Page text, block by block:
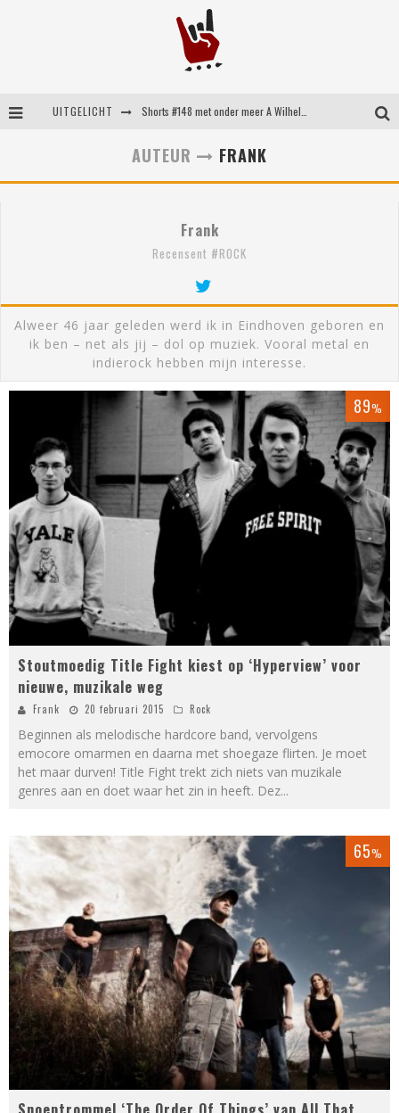
UITGELICHT
Britse emorockers van Basement maken tweede comeback met het indrukwekkende ‘Wired’
AUTEUR FRANK
Frank
Recensent #ROCK
Alweer 46 jaar geleden werd ik in Eindhoven geboren en
ik ben – net als jij – dol op muziek. Vooral metal en
indierock hebben mijn interesse.
89%
Stoutmoedig Title Fight kiest op ‘Hyperview’ voor
nieuwe, muzikale weg
Frank 20 februari 2015 Rock
Beginnen als melodische hardcore band, vervolgens
emocore omarmen en daarna met shoegaze flirten. Je moet
het maar durven! Title Fight trekt zich niets van muzikale
genres aan en doet waar het zin in heeft. Dez...
65%